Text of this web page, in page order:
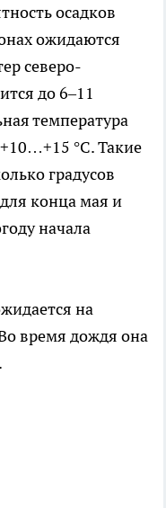
осадков
ожидаются
северо-
до 6–11
температура
°C. Такие
градусов
конца мая и
начала
на
время дождя она